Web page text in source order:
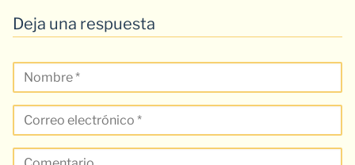
Deja una respuesta